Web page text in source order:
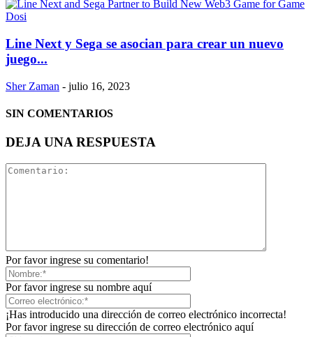
Line Next y Sega se asocian para crear un nuevo
juego...
Sher Zaman - julio 16, 2023
SIN COMENTARIOS
DEJA UNA RESPUESTA
Por favor ingrese su comentario!
Por favor ingrese su nombre aquí
¡Has introducido una dirección de correo electrónico incorrecta!
Por favor ingrese su dirección de correo electrónico aquí